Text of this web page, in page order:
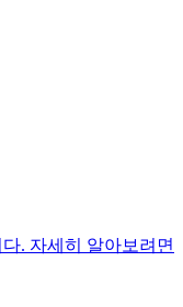
. 자세히 알아보려면